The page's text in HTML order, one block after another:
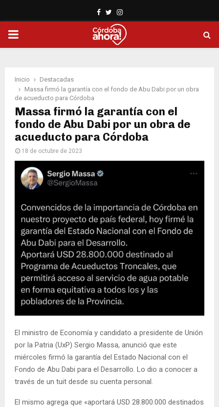
Facebook
TwitterInstagram
PRIMARY
Inicio
Destacadas
Massa firmó la garantía con el fondo de Abu Dabi por un obra
de acueducto para Córdoba
Massa firmó la garantía con el
fondo de Abu Dabi por un obra de
acueducto para Córdoba
18 de octubre de 2023
El ministro de Economía y candidato a presidente de Unión
por la Patria (UxP) Sergio Massa, anunció que este
miércoles firmó la garantía del Estado Nacional con el
Fondo de Abu Dabi para el Desarrollo. Lo dio a conocer a
través de un tuit desde su cuenta personal.
El mismo agrega que «aportará USD 28.800.000 destinados